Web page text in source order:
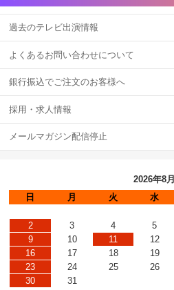
過去のテレビ出演情報
よくあるお問い合わせについて
銀行振込でご注文のお客様へ
採用・求人情報
メールマガジン配信停止
2026年8月
日
月 火 水
2
3 4 5
9
10 11 12
16
17 18 19
23
24 25 26
30
31